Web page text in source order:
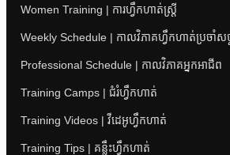
Women Training | ការហ្វឹកហាត់ស្ត្រី
Weekly Schedule | កាលវិភាគហ្វឹកហាត់ប្រចាំស
Professional Schedule | កាលវិភាគអ្នកអាជីព
Training Camps | ជំរំហ្វឹកហាត់
Training Videos | វីដេអូហ្វឹកហាត់
Training Tips | គន្លឹះហ្វឹកហាត់